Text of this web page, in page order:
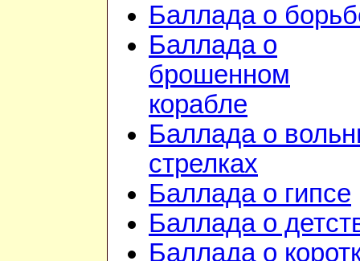
Баллада о
Баллада о
брошенном
корабле
Баллада о
стрелках
Баллада о гипсе
Баллада о
Баллада о